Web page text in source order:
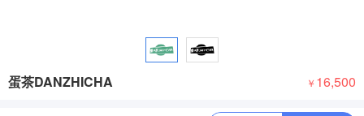
蛋茶DANZHICHA ￥ 16,500